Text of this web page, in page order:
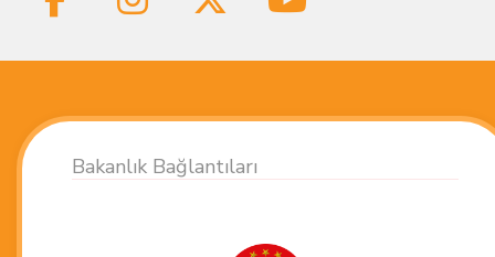
Bakanlık Bağlantıları